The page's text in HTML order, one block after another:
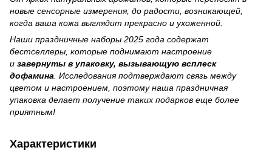
новые сенсорные измерения, до радости, возникающей,
когда ваша кожа выглядит прекрасно и ухоженной.
Наши праздничные наборы 2025 года содержат
бестселлеры, которые поднимают настроение
и завернуты в упаковку, вызывающую всплеск
дофамина . Исследования подтверждают связь между
цветом и настроением, поэтому наша праздничная
упаковка делает получение таких подарков еще более
приятным!
Характеристики